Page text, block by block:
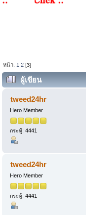
หน้า: 1 2 [3]
ผู้เขียน
tweed24hr
Hero Member
กระทู้: 4441
tweed24hr
Hero Member
กระทู้: 4441